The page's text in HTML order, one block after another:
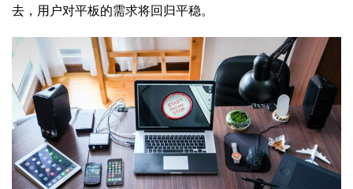
去，用户对平板的需求将回归平稳。